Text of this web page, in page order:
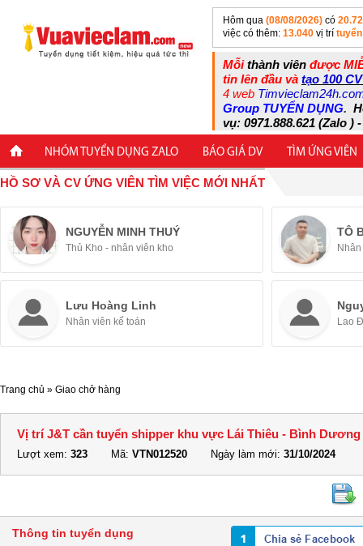
Hôm qua (08/08/2026) có
việc có thêm: 13.040 vị trí
Mỗithành viên được
tin lên đầu và tạo 100
4 web
Group TUYỂN DỤNG.
vụ: 0971.888.621 (Zalo )
NHÓM TUYỂN DỤNG ZALO BÁO GIÁ DV TÌM ỨNG VIÊN
HỒ SƠ VÀ CV ỨNG VIÊN TÌM VIỆC MỚI NHẤT
NGUYỄN MINH THUÝ
Thủ Kho - nhân viên kho
TÔ
Lưu Hoàng Linh
Nhân viên kế toán Lao
Trang chủ » Giao chở hàng
Vị trí J&T cần tuyển shipper khu vực Lái Thiêu - Bình Dương
Lượt xem: 323 Mã: VTN012520 Ngày làm mới: 31/10/2024
Thông tin tuyển dụng